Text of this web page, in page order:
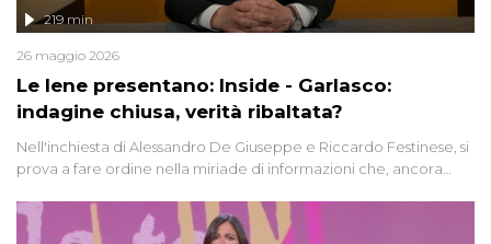
Le Iene presentano: Inside - Garlasco:
indagine chiusa, verità ribaltata?
219 min
26 maggio 2026
Nell'inchiesta di Alessandro De Giuseppe e Riccardo Festinese, si
prova a fare ordine nella miriade di informazioni che, ancora
giudiziarie più discusse degli ultimi anni. Lo speciale ricostruisce la
vicenda mettendo in fila testimonianze, errori, dettagli